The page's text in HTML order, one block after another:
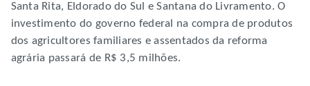
Santa Rita, Eldorado do Sul e Santana do Livramento. O
investimento do governo federal na compra de produtos
dos agricultores familiares e assentados da reforma
agrária passará de R$ 3,5 milhões.